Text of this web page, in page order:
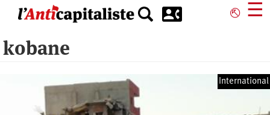
principal
⎋ ☰
kobane
International